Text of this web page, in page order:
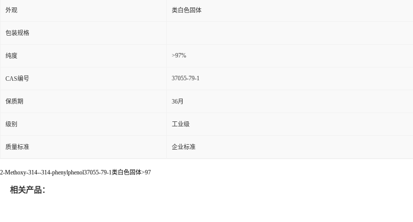
外观 类白色固体
包装规格
纯度 >97%
CAS编号 37055-79-1
保质期 36月
级别 工业级
质量标准 企业标准
2-Methoxy-314--314-phenylphenol37055-79-1类白色固体>97
相关产品：